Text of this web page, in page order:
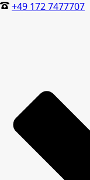
+49 172 7477707